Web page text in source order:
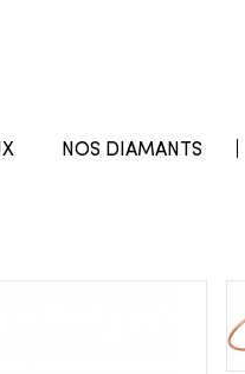
NOS DIAMANTS